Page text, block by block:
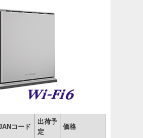
コード
出荷予
定
価格